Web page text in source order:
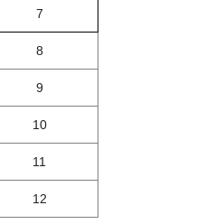
7
8
9
10
11
12